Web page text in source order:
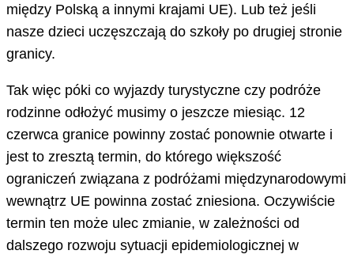
między Polską a innymi krajami UE). Lub też jeśli
nasze dzieci uczęszczają do szkoły po drugiej stronie
granicy.
Tak więc póki co wyjazdy turystyczne czy podróże
rodzinne odłożyć musimy o jeszcze miesiąc. 12
czerwca granice powinny zostać ponownie otwarte i
jest to zresztą termin, do którego większość
ograniczeń związana z podróżami międzynarodowymi
wewnątrz UE powinna zostać zniesiona. Oczywiście
termin ten może ulec zmianie, w zależności od
dalszego rozwoju sytuacji epidemiologicznej w